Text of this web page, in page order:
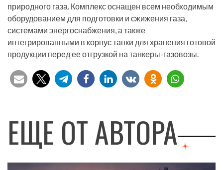
природного газа. Комплекс оснащен всем необходимым
оборудованием для подготовки и сжижения газа,
системами энергоснабжения, а также
интегрированными в корпус танки для хранения готовой
продукции перед ее отгрузкой на танкеры-газовозы.
ЕЩЕ ОТ АВТОРА